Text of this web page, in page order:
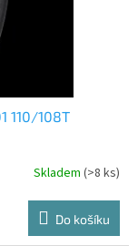
110/108T
Skladem (>8 ks)
Do košíku